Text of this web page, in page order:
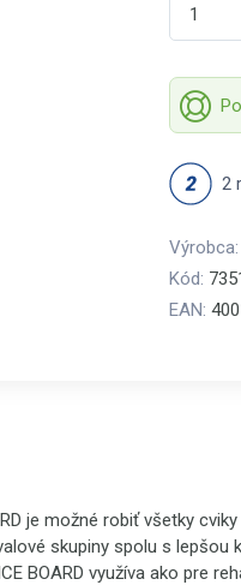
2
Výrobca:
Kód:
EAN:
je možné robiť všetky
skupiny spolu s lepšou
BOARD využíva ako pre